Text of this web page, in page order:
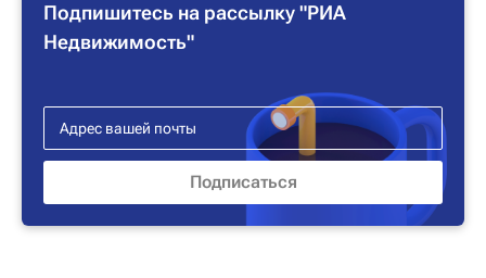
Подпишитесь на рассылку "РИА
Недвижимость"